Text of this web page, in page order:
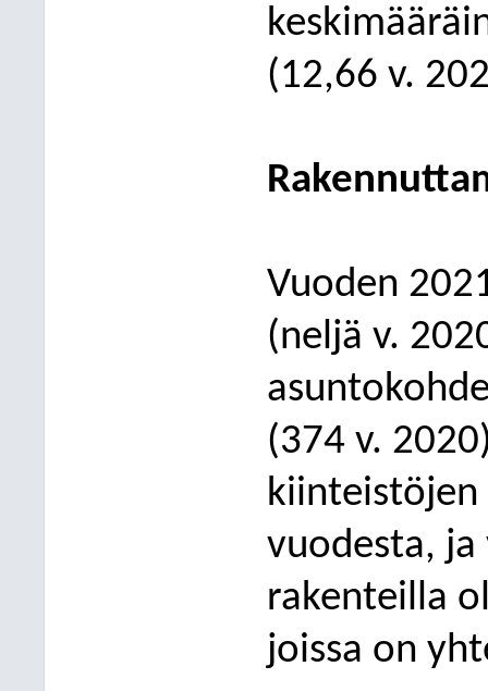
(12,66 v.
Vuoden
(neljä v.
(374 v.
kiinteistöjen
vuodesta,
rakenteilla
joissa on